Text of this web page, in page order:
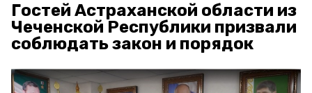
Гостей Астраханской области из
Чеченской Республики призвали
соблюдать закон и порядок